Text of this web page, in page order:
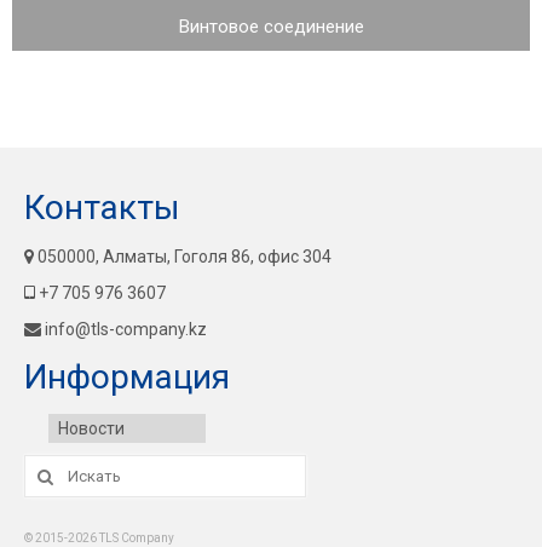
Винтовое соединение
Контакты
050000, Алматы, Гоголя 86, офис 304
+7 705 976 3607
info@tls-company.kz
Информация
Новости
Искать:
© 2015-2026 TLS Company